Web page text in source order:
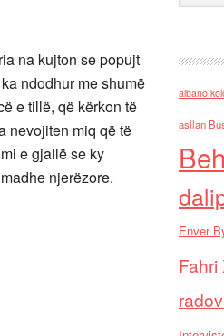
na kujton se popujt
ndodhur me shumë
e tillë, që kërkon të
nevojiten miq që të
e gjallë se ky
njerëzore.
albano
asllan
Enver
Fahri